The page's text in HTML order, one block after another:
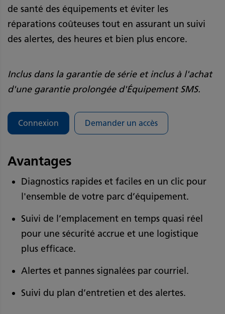
de santé des équipements et éviter les
réparations coûteuses tout en assurant un suivi
des alertes, des heures et bien plus encore.
Inclus dans la garantie de série et inclus à l'achat
d'une garantie prolongée d'Équipement SMS.
Connexion Demander un accès
Avantages
Diagnostics rapides et faciles en un clic pour
l'ensemble de votre parc d’équipement.
Suivi de l’emplacement en temps quasi réel
pour une sécurité accrue et une logistique
plus efficace.
Alertes et pannes signalées par courriel.
Suivi du plan d’entretien et des alertes.